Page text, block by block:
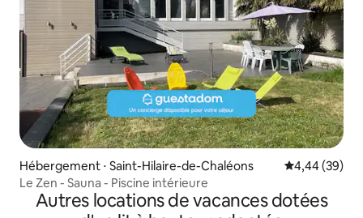
Hébergement ⋅ Saint-Hilaire-de-Chaléons Évaluation
4,44 (39)
Le Zen - Sauna - Piscine intérieure
Autres locations de vacances dotées